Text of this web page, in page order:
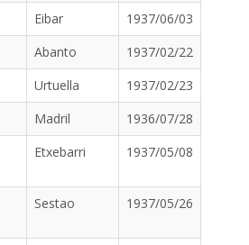
Eibar
1937/06/03
Abanto
1937/02/22
Urtuella
1937/02/23
Madril
1936/07/28
Etxebarri 1937/05/08
Sestao 1937/05/26